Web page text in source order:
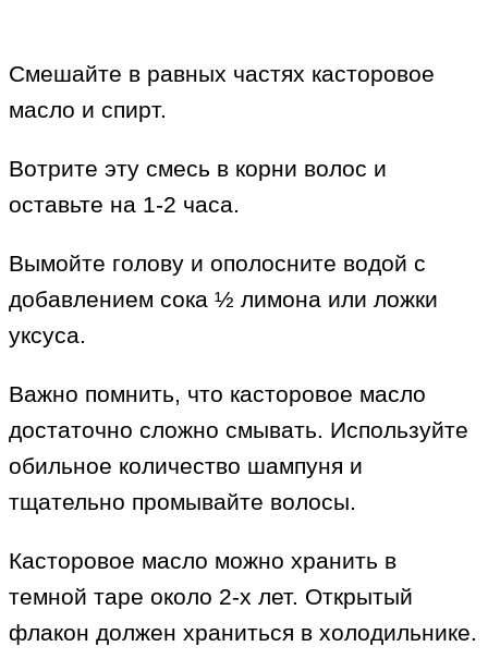
Смешайте в равных частях касторовое
масло и спирт.
Вотрите эту смесь в корни волос и
оставьте на 1-2 часа.
Вымойте голову и ополосните водой с
добавлением сока ½ лимона или ложки
уксуса.
Важно помнить, что касторовое масло
достаточно сложно смывать. Используйте
обильное количество шампуня и
тщательно промывайте волосы.
Касторовое масло можно хранить в
темной таре около 2-х лет. Открытый
флакон должен храниться в холодильнике.